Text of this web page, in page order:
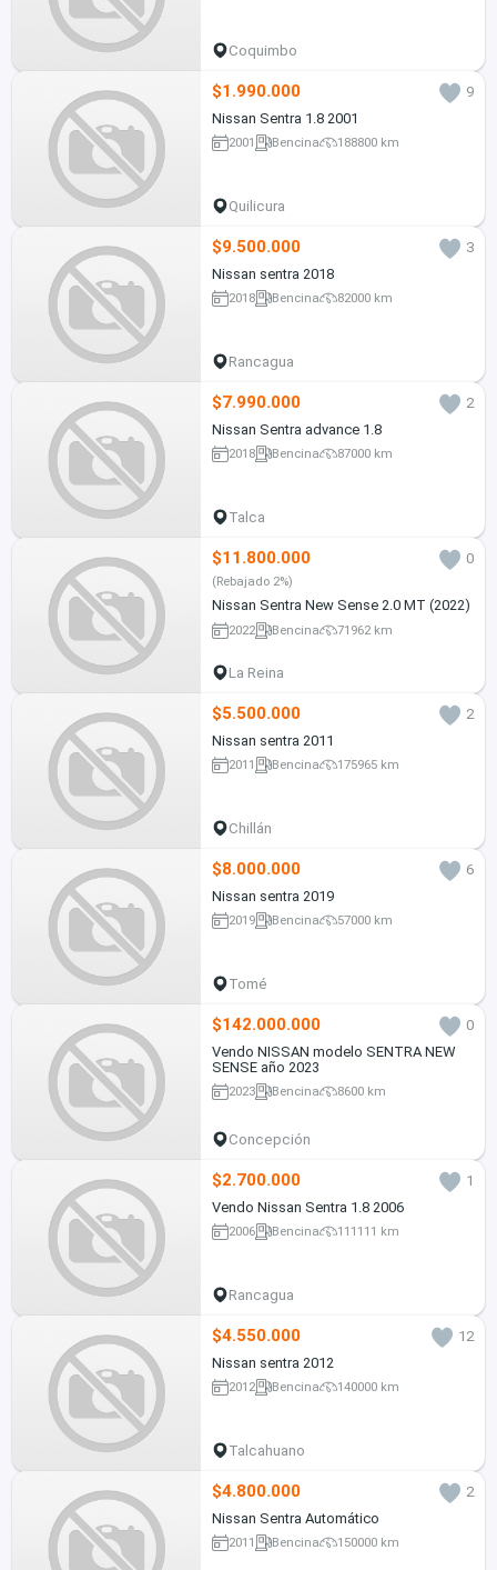
Coquimbo
$1.990.000
9
Nissan Sentra 1.8 2001
2001 Bencina 188800 km
Quilicura
$9.500.000
3
Nissan sentra 2018
2018 Bencina 82000 km
Rancagua
$7.990.000
2
Nissan Sentra advance 1.8
2018 Bencina 87000 km
Talca
$11.800.000 0
(Rebajado 2%)
Nissan Sentra New Sense 2.0 MT (2022)
2022 Bencina 71962 km
La Reina
$5.500.000
2
Nissan sentra 2011
2011 Bencina 175965 km
Chillán
$8.000.000
6
Nissan sentra 2019
2019 Bencina 57000 km
Tomé
$142.000.000
0
Vendo NISSAN modelo SENTRA NEW
SENSE año 2023
2023 Bencina 8600 km
Concepción
$2.700.000
1
Vendo Nissan Sentra 1.8 2006
2006 Bencina 111111 km
Rancagua
$4.550.000
12
Nissan sentra 2012
2012 Bencina 140000 km
Talcahuano
$4.800.000
2
Nissan Sentra Automático
2011 Bencina 150000 km